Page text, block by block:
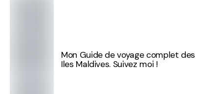
Mon Guide de voyage complet des
Iles Maldives. Suivez moi !